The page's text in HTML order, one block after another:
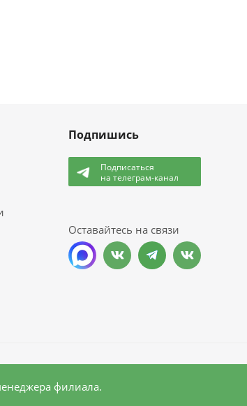
Подпишись
Подписаться
на телеграм-канал
Оставайтесь на связи
филиала.